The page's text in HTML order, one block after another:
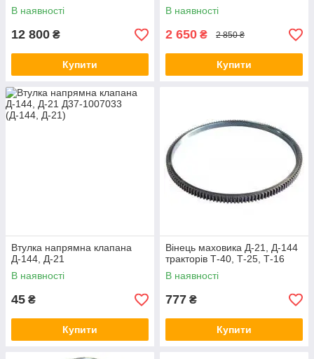
В наявності
12 800 ₴
Купити
В наявності
2 650 ₴ 2 850 ₴
Купити
Втулка напрямна клапана
Д-144, Д-21
В наявності
45 ₴
Купити
Вінець маховика Д-21, Д-144
тракторів Т-40, Т-25, Т-16
В наявності
777 ₴
Купити